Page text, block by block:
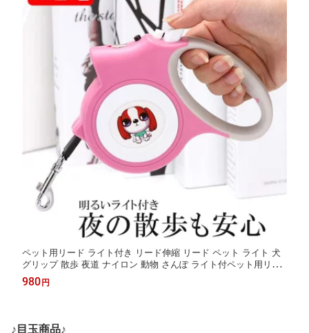
ペット用リード ライト付き リード伸縮 リード ペット ライト 犬
グリップ 散歩 夜道 ナイロン 動物 さんぽ ライト付ペット用リー
ド 可愛い ペット用 8色 軽い ペット用品 柔らかい 軽量 コンパク
ト 夜間 簡単 持ち運び ABS
980 円
♪目玉商品♪